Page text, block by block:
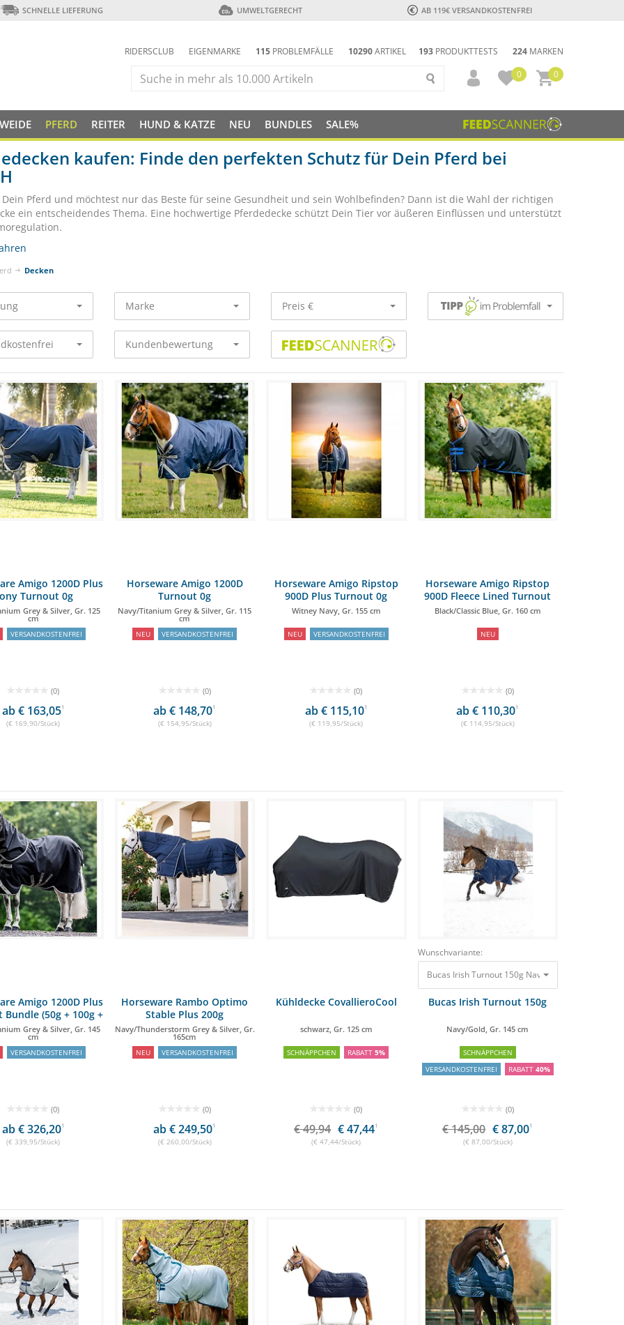
SCHNELLE LIEFERUNG UMWELTGERECHT AB 119€ VERSANDKOSTENFREI
193 PRODUKTTESTS 224 MARKEN
RIDERSCLUB EIGENMARKE 115 PROBLEMFÄLLE 10290ARTIKEL
0
0
PFERD REITER HUND & KATZE NEU BUNDLES SALE%
kaufen: Finde den perfekten Schutz für Dein Pferd bei
Pferd und möchtest nur das Beste für seine Gesundheit und sein Wohlbefinden? Dann ist die Wahl der richtigen
ein entscheidendes Thema. Eine hochwertige Pferdedecke schützt Dein Tier vor äußeren Einflüssen und unterstützt
Decken
Marke Preis €
Kundenbewertung
Amigo 1200D Plus
Turnout 0g
Grey & Silver, Gr. 125
cm
VERSANDKOSTENFREI
(0)
ab € 163,051
(€ 169,90/Stück)
Horseware Amigo 1200D
Turnout 0g
Navy/Titanium Grey & Silver, Gr. 115
cm
NEU VERSANDKOSTENFREI
(0)
ab € 148,701
(€ 154,95/Stück)
Horseware Amigo Ripstop
900D Plus Turnout 0g
Witney Navy, Gr. 155 cm
NEU VERSANDKOSTENFREI
(0)
ab € 115,101
(€ 119,95/Stück)
Horseware Amigo Ripstop
900D Fleece Lined Turnout
50g
Black/Classic Blue, Gr. 160 cm
NEU
(0)
ab € 110,301
(€ 114,95/Stück)
Amigo 1200D Plus
(50g + 100g +
200g)
Grey & Silver, Gr. 145
cm
VERSANDKOSTENFREI
(0)
ab € 326,201
(€ 339,95/Stück)
Horseware Rambo Optimo
Stable Plus 200g
Navy/Thunderstorm Grey & Silver, Gr.
165cm
NEU VERSANDKOSTENFREI
(0)
ab € 249,501
(€ 260,00/Stück)
Kühldecke CovallieroCool
schwarz, Gr. 125 cm
SCHNÄPPCHEN RABATT5%
(0)
€ 49,94 € 47,441
(€ 47,44/Stück)
Wunschvariante:
Bucas Irish Turnout 150g Navy/Gold, Gr. 145 cm
Bucas Irish Turnout 150g
Navy/Gold, Gr. 145 cm
SCHNÄPPCHEN
VERSANDKOSTENFREI
RABATT 40%
(0)
€ 145,00 € 87,001
(€ 87,00/Stück)